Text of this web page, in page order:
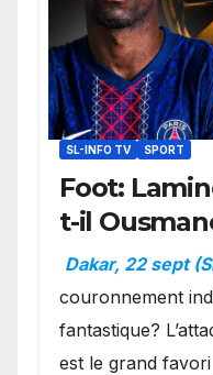
SL-INFO TV SPORT
Foot:
t-il
Ballon d’or
Dakar, 22 sept
couronnement
fantastique?
est le grand